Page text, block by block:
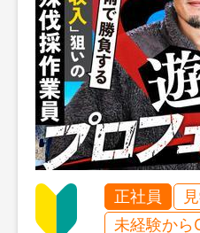
正社員
未経験から